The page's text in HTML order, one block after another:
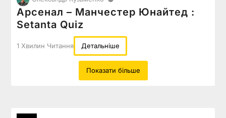
Арсенал – Манчестер Юнайтед :
Setanta Quiz
1 Хвилин Читання Детальніше
Показати більше